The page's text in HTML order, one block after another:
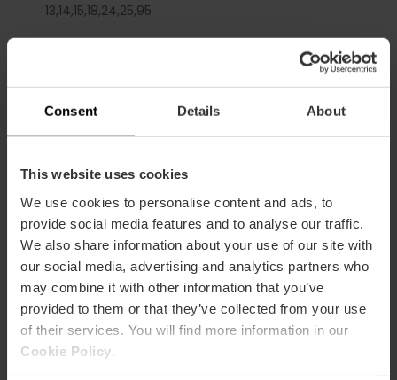
Consent Details About
This website uses cookies
We use cookies to personalise content and ads, to
provide social media features and to analyse our traffic.
We also share information about your use of our site with
our social media, advertising and analytics partners who
may combine it with other information that you’ve
provided to them or that they’ve collected from your use
of their services. You will find more information in our
Cookie Policy
13,14,15,18,24,25,95
Plaza Monteolivete, 4, 46006, Valencia, España
Activar mapa